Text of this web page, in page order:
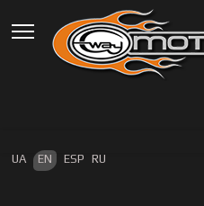
Select your language
UA EN ESP RU